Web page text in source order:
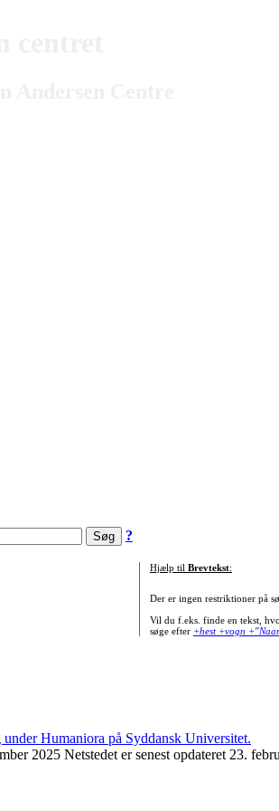
?
Hjælp til Brevtekst:
Der er ingen restriktioner på
Vil du f.eks. finde en tekst,
søge efter +hest +vogn
2025 Netstedet er senest opdateret 23.